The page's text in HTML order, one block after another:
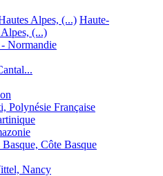
Alpes, (...) Haute-
(...)
Normandie
Polynésie Française
Basque, Côte Basque
Nancy